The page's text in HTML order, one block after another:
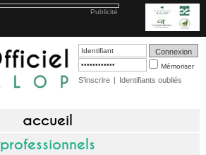
Publicité
Mémoriser
S'inscrire | Identifiants oubliés
accueil
professionnels